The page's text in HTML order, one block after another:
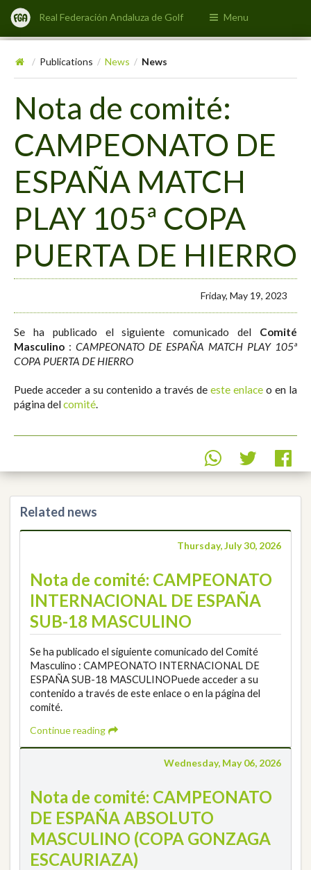
Real Federación Andaluza de Golf Menu
/ Publications / News / News
Nota de comité:
CAMPEONATO DE
ESPAÑA MATCH
PLAY 105ª COPA
PUERTA DE HIERRO
Friday, May 19, 2023
Se ha publicado el siguiente comunicado del Comité
Masculino : CAMPEONATO DE ESPAÑA MATCH PLAY 105ª
COPA PUERTA DE HIERRO
Puede acceder a su contenido a través de este enlace o en la
página delcomité
Related news
Thursday, July 30, 2026
Nota de comité: CAMPEONATO
INTERNACIONAL DE ESPAÑA
SUB-18 MASCULINO
Se ha publicado el siguiente comunicado del Comité
Masculino : CAMPEONATO INTERNACIONAL DE
ESPAÑA SUB-18 MASCULINOPuede acceder a su
contenido a través de este enlace o en la página del
comité.
Continue reading
Wednesday, May 06, 2026
Nota de comité: CAMPEONATO
DE ESPAÑA ABSOLUTO
MASCULINO (COPA GONZAGA
ESCAURIAZA)